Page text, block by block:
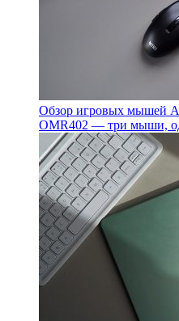
Обзор игровых мышей
OMR402 — три мыши,